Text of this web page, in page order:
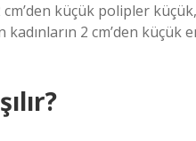
küçük polipler
2 cm’den küçük